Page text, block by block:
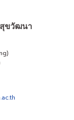
ขวัฒนา